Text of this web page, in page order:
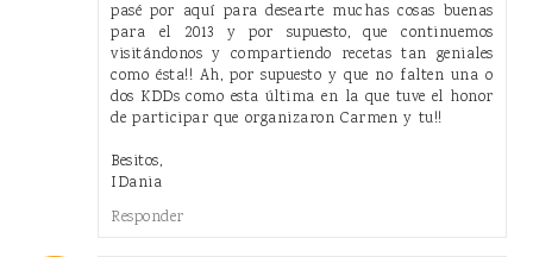
pasé por aquí para desearte muchas cosas buenas
para el 2013 y por supuesto, que continuemos
visitándonos y compartiendo recetas tan geniales
como ésta!! Ah, por supuesto y que no falten una o
dos KDDs como esta última en la que tuve el honor
de participar que organizaron Carmen y tu!!
Besitos,
IDania
Responder